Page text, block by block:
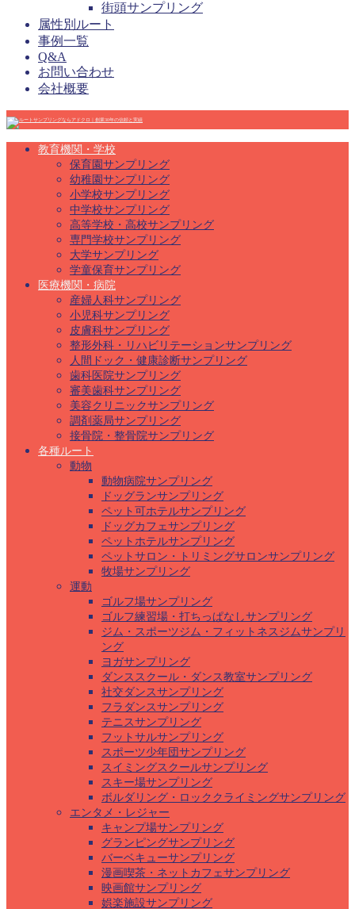
街頭サンプリング
属性別ルート
事例一覧
Q&A
お問い合わせ
会社概要
教育機関・学校
保育園サンプリング
幼稚園サンプリング
小学校サンプリング
中学校サンプリング
高等学校・高校サンプリング
専門学校サンプリング
大学サンプリング
学童保育サンプリング
医療機関・病院
産婦人科サンプリング
小児科サンプリング
皮膚科サンプリング
整形外科・リハビリテーションサンプリング
人間ドック・健康診断サンプリング
歯科医院サンプリング
審美歯科サンプリング
美容クリニックサンプリング
調剤薬局サンプリング
接骨院・整骨院サンプリング
各種ルート
動物
動物病院サンプリング
ドッグランサンプリング
ペット可ホテルサンプリング
ドッグカフェサンプリング
ペットホテルサンプリング
ペットサロン・トリミングサロンサンプリング
牧場サンプリング
運動
ゴルフ場サンプリング
ゴルフ練習場・打ちっぱなしサンプリング
ジム・スポーツジム・フィットネスジムサンプリ
ング
ヨガサンプリング
ダンススクール・ダンス教室サンプリング
社交ダンスサンプリング
フラダンスサンプリング
テニスサンプリング
フットサルサンプリング
スポーツ少年団サンプリング
スイミングスクールサンプリング
スキー場サンプリング
ボルダリング・ロッククライミングサンプリング
エンタメ・レジャー
キャンプ場サンプリング
グランピングサンプリング
バーベキューサンプリング
漫画喫茶・ネットカフェサンプリング
映画館サンプリング
娯楽施設サンプリング